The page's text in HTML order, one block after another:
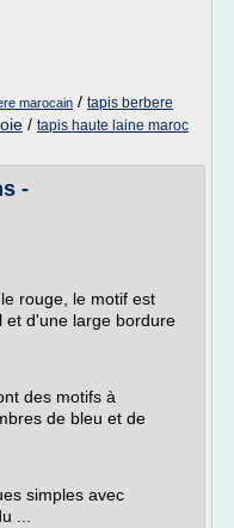
marocain / tapis berbere
/ tapis haute laine maroc
-
rouge, le motif est
et d'une large bordure
des motifs à
de bleu et de
simples avec
...